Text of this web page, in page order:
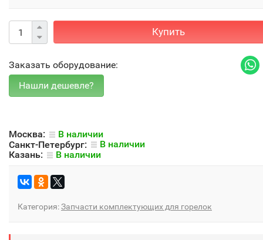
Купить
Заказать оборудование:
Москва:
В наличии
Санкт-Петербург:
В наличии
Казань:
В наличии
Категория:Запчасти комплектующих для горелок